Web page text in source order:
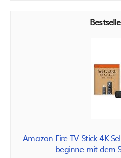
Amazon Fire TV Stick 4K
beginne mit dem